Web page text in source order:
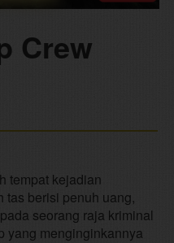
Crew
tempat kejadian
tas berisi penuh uang,
seorang raja kriminal
yang menginginkannya